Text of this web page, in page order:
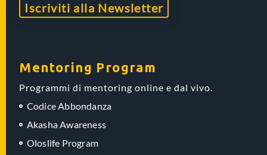
Iscriviti alla Newsletter
Mentoring Program
Programmi di mentoring online e dal vivo.
Codice Abbondanza
Akasha Awareness
Oloslife Program